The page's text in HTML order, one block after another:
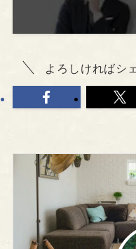
よろしければシ